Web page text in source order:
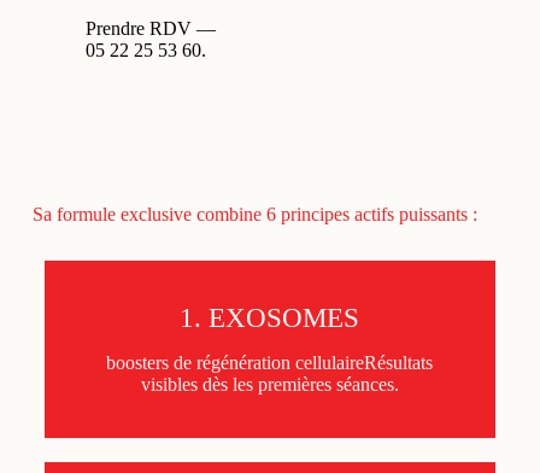
Prendre RDV—
05 22 25 53 60.
Sa formule exclusive combine 6 principes actifs puissants :
1. EXOSOMES
boosters de régénération cellulaireRésultats
visibles dès les premières séances.